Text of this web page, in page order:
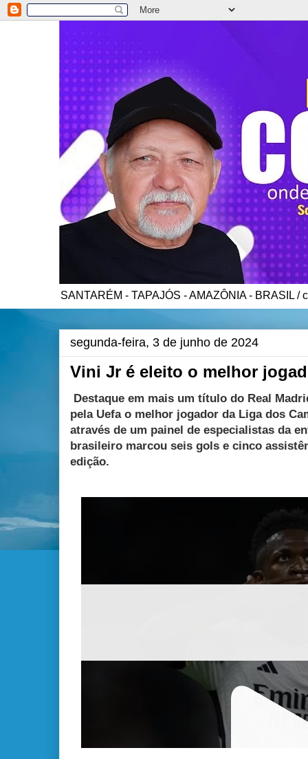
SANTARÉM - TAPAJÓS - AMAZÔNIA - BRASIL /
segunda-feira, 3 de junho de 2024
Vini Jr é eleito o melhor
Destaque em mais um título do Real
pela Uefa o melhor jogador da Liga dos
através de um painel de especialistas da
brasileiro marcou seis gols e cinco
edição.